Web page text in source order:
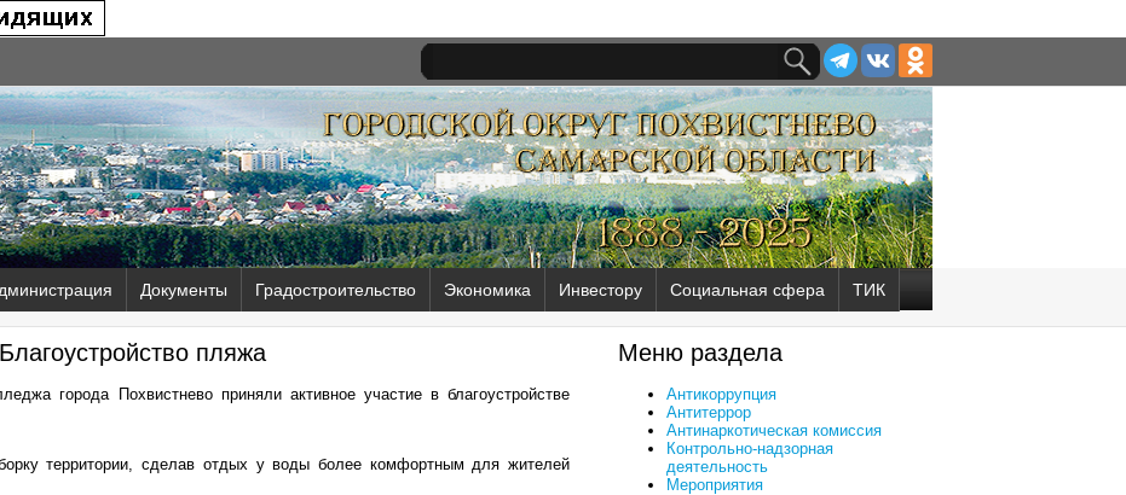
Документы Градостроительство Экономика Инвестору Социальная сфера ТИК
Благоустройство пляжа
города Похвистнево приняли активное участие в благоустройстве
территории, сделав отдых у воды более комфортным для жителей
Меню раздела
Антикоррупция
Антитеррор
Антинаркотическая комиссия
Контрольно-надзорная
деятельность
Мероприятия